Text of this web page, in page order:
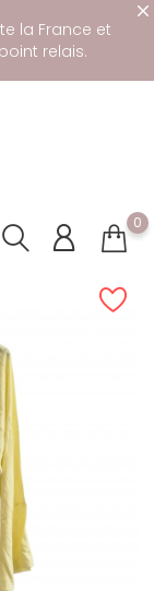
la France et
relais.
0